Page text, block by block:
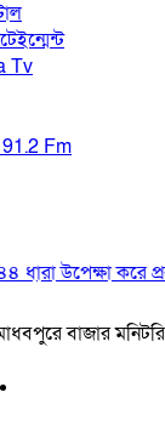
Tv
Fm
ধারা উপেক্ষা করে
বাজার